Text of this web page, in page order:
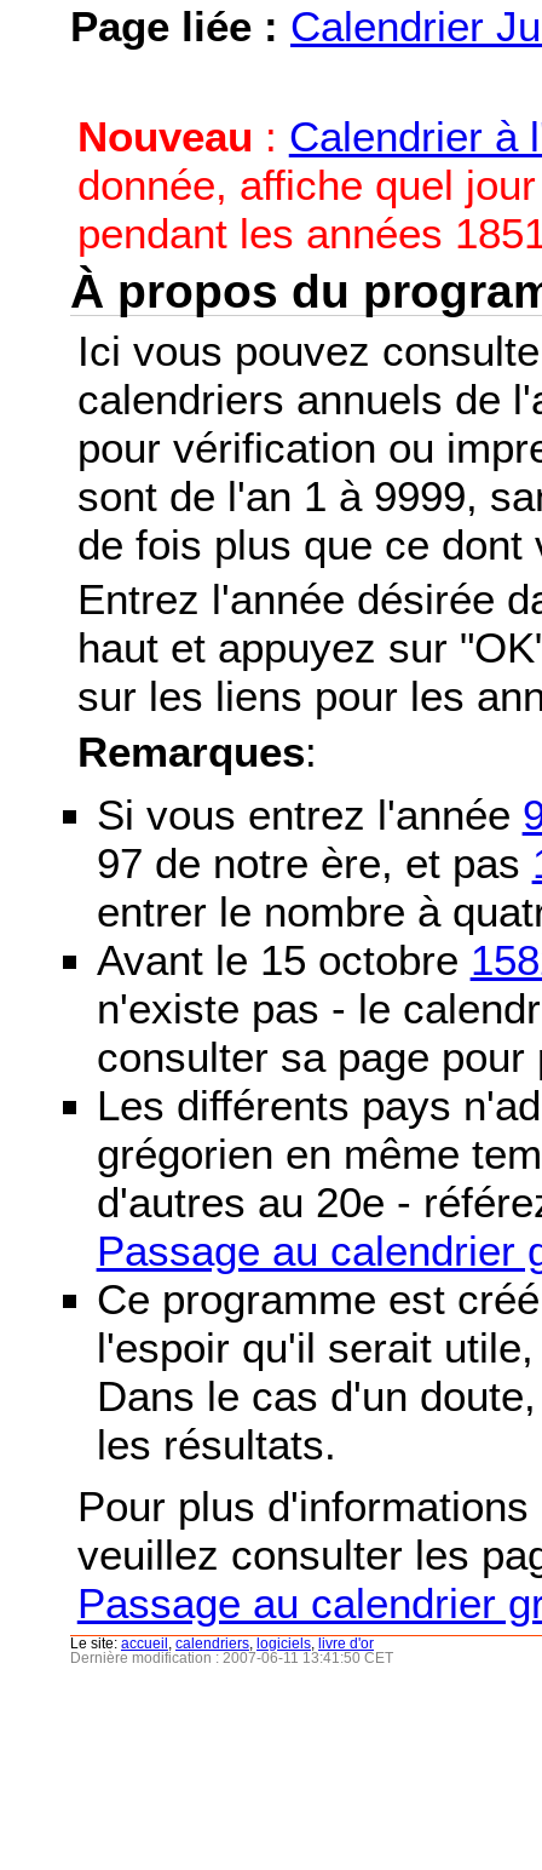
Page liée : Calendrier
Nouveau : Calendrier à
donnée, affiche quel
pendant les années
À propos du
Ici vous pouvez
calendriers annuels de
pour vérification ou
sont de l'an 1 à 9999,
de fois plus que ce dont
Entrez l'année désirée
haut et appuyez sur
sur les liens pour les
Remarques:
Si vous entrez l'année
97 de notre ère, et pas
entrer le nombre à
Avant le 15 octobre
n'existe pas - le
consulter sa page pour
Les différents pays
grégorien en même
d'autres au 20e -
Passage au calendrier
Ce programme est
l'espoir qu'il serait
Dans le cas d'un
les résultats.
Pour plus
veuillez consulter les
Passage au calendrier
Le site: accueil calendriers logiciels
livre d'or
Dernière modification : 2007-06-11 13:41:50 CET